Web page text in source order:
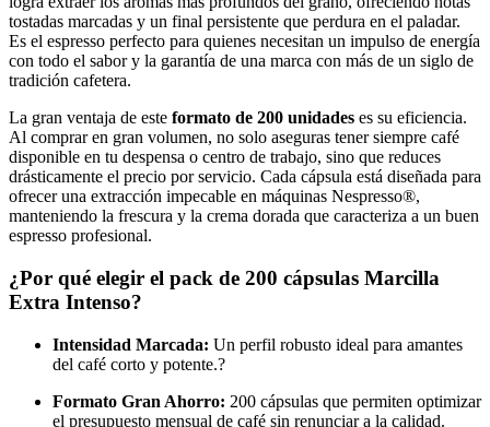
tostadas marcadas y un final persistente que perdura en el paladar.
Es el espresso perfecto para quienes necesitan un impulso de energía
con todo el sabor y la garantía de una marca con más de un siglo de
tradición cafetera.
La gran ventaja de este formato de 200 unidades es su eficiencia.
Al comprar en gran volumen, no solo aseguras tener siempre café
disponible en tu despensa o centro de trabajo, sino que reduces
drásticamente el precio por servicio. Cada cápsula está diseñada para
ofrecer una extracción impecable en máquinas Nespresso®,
manteniendo la frescura y la crema dorada que caracteriza a un buen
espresso profesional.
¿Por qué elegir el pack de 200 cápsulas Marcilla
Extra Intenso?
Intensidad Marcada: Un perfil robusto ideal para amantes
del café corto y potente.?
Formato Gran Ahorro: 200 cápsulas que permiten optimizar
el presupuesto mensual de café sin renunciar a la calidad.